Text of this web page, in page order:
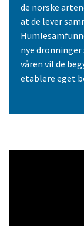
de norske
at de lever
nye
våren vil de
etablere eget